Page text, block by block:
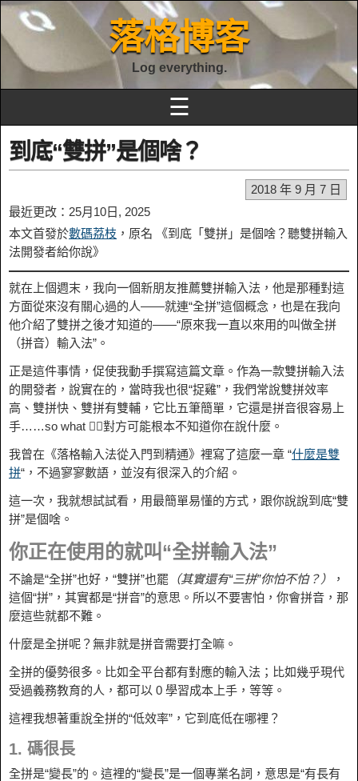
落格博客
Log everything.
☰
到底“雙拼”是個啥？
2018 年 9 月 7 日
最近更改：25月10日, 2025
本文首發於數碼荔枝 ，原名 《到底「雙拼」是個啥？聽雙拼輸入
法開發者給你說》
就在上個週末，我向一個新朋友推薦雙拼輸入法，他是那種對這
方面從來沒有關心過的人——就連“全拼”這個概念，也是在我向
他介紹了雙拼之後才知道的——“原來我一直以來用的叫做全拼
（拼音）輸入法”。
正是這件事情，促使我動手撰寫這篇文章。作為一款雙拼輸入法
的開發者，說實在的，當時我也很“捉雞”，我們常說雙拼效率
高、雙拼快、雙拼有雙輔，它比五筆簡單，它還是拼音很容易上
手……so what 🤷‍♂️對方可能根本不知道你在說什麼。
我曾在《落格輸入法從入門到精通》裡寫了這麼一章 “什麼是雙
拼“，不過寥寥數語，並沒有很深入的介紹。
這一次，我就想試試看，用最簡單易懂的方式，跟你說說到底“雙
拼”是個啥。
你正在使用的就叫“全拼輸入法”
不論是“全拼”也好，“雙拼”也罷 （其實還有“三拼”你怕不怕？）
，
這個“拼”，其實都是“拼音”的意思。所以不要害怕，你會拼音，那
麼這些就都不難。
什麼是全拼呢？無非就是拼音需要打全嘛。
全拼的優勢很多。比如全平台都有對應的輸入法；比如幾乎現代
受過義務教育的人，都可以 0 學習成本上手，等等。
這裡我想著重說全拼的“低效率”，它到底低在哪裡？
1. 碼很長
全拼是“變長”的。這裡的“變長”是一個專業名詞，意思是“有長有